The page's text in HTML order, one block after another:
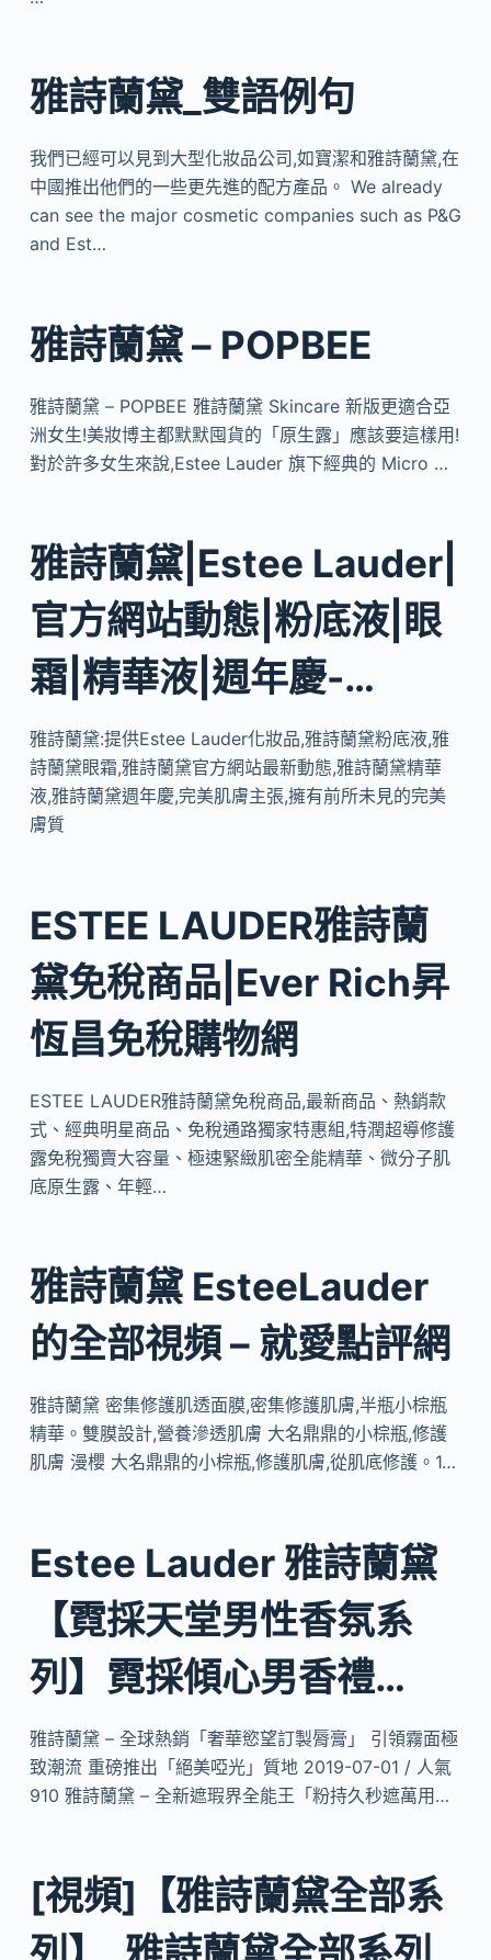
雅詩蘭黛_雙語例句
我們已經可以見到大型化妝品公司,如寶潔和雅詩蘭黛,在
中國推出他們的一些更先進的配方產品。 We already
can see the major cosmetic companies such as P&G
and Est…
雅詩蘭黛 – POPBEE
雅詩蘭黛 – POPBEE 雅詩蘭黛 Skincare 新版更適合亞
洲女生!美妝博主都默默囤貨的「原生露」應該要這樣用!
對於許多女生來說,Estee Lauder 旗下經典的 Micro …
雅詩蘭黛|Estee Lauder|
官方網站動態|粉底液|眼
霜|精華液|週年慶-…
雅詩蘭黛:提供Estee Lauder化妝品,雅詩蘭黛粉底液,雅
詩蘭黛眼霜,雅詩蘭黛官方網站最新動態,雅詩蘭黛精華
液,雅詩蘭黛週年慶,完美肌膚主張,擁有前所未見的完美
膚質
ESTEE LAUDER雅詩蘭
黛免稅商品|Ever Rich昇
恆昌免稅購物網
ESTEE LAUDER雅詩蘭黛免稅商品,最新商品、熱銷款
式、經典明星商品、免稅通路獨家特惠組,特潤超導修護
露免稅獨賣大容量、極速緊緻肌密全能精華、微分子肌
底原生露、年輕…
雅詩蘭黛 EsteeLauder
的全部視頻 – 就愛點評網
雅詩蘭黛 密集修護肌透面膜,密集修護肌膚,半瓶小棕瓶
精華。雙膜設計,營養滲透肌膚 大名鼎鼎的小棕瓶,修護
肌膚 漫櫻 大名鼎鼎的小棕瓶,修護肌膚,從肌底修護。1…
Estee Lauder 雅詩蘭黛
【霓採天堂男性香氛系
列】霓採傾心男香禮…
雅詩蘭黛 – 全球熱銷「奢華慾望訂製脣膏」 引領霧面極
致潮流 重磅推出「絕美啞光」質地 2019-07-01 / 人氣
910 雅詩蘭黛 – 全新遮瑕界全能王「粉持久秒遮萬用…
[視頻]【雅詩蘭黛全部系